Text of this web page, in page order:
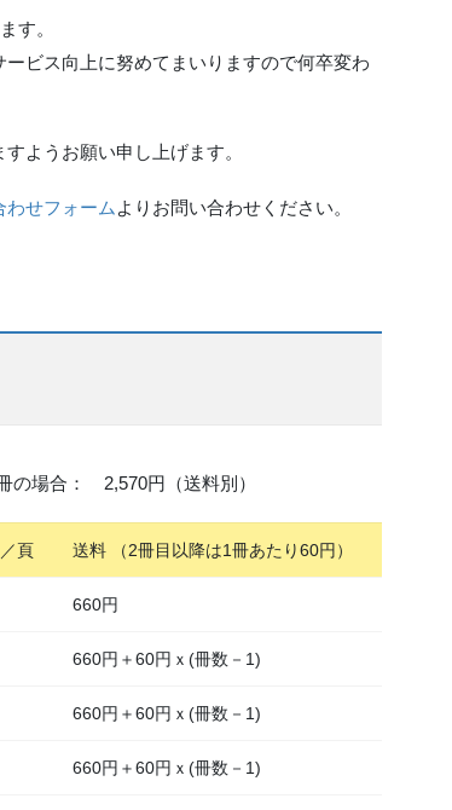
す。
ビス向上に努めてまいりますので何卒変わ
ようお願い申し上げます。
わせフォーム よりお問い合わせください。
場合： 2,570円（送料別）
頁 送料 （2冊目以降は1冊あたり60円）
660円
660円＋60円ｘ(冊数－1)
660円＋60円ｘ(冊数－1)
660円＋60円ｘ(冊数－1)